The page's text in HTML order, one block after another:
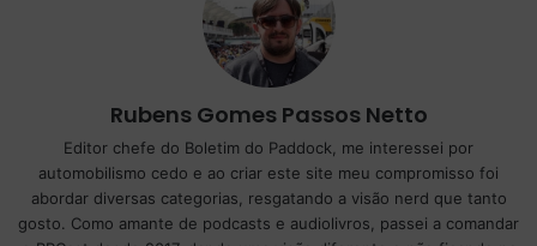
Rubens Gomes Passos Netto
Editor chefe do Boletim do Paddock, me interessei por
automobilismo cedo e ao criar este site meu compromisso foi
abordar diversas categorias, resgatando a visão nerd que tanto
gosto. Como amante de podcasts e audiolivros, passei a comandar